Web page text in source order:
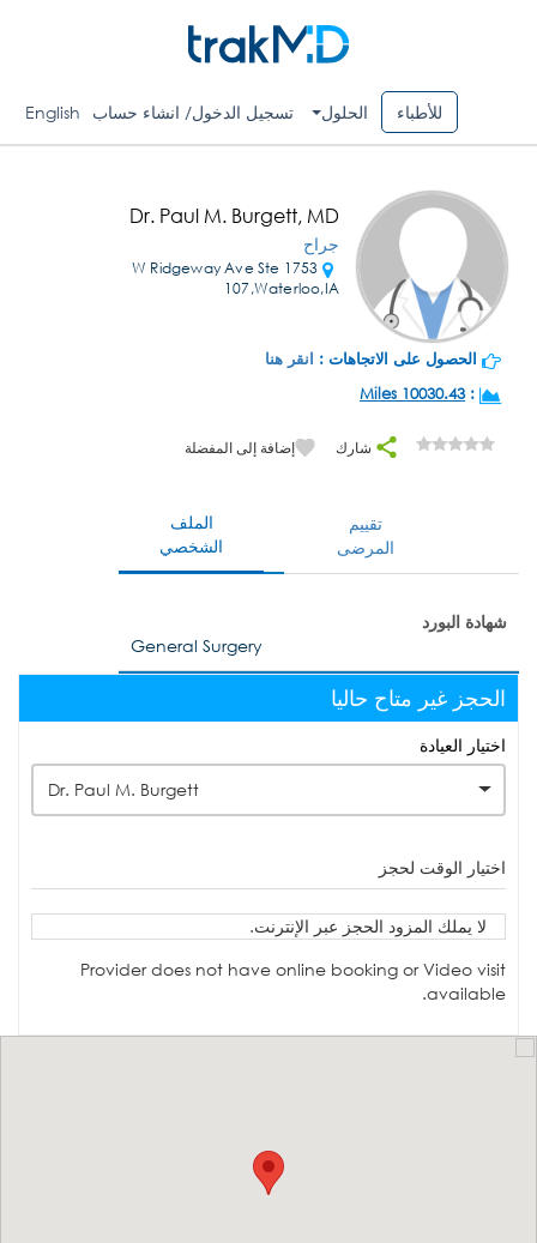
للأطباء الحلول تسجيل الدخول/ انشاء حساب English
Dr. Paul M. Burgett, MD
جراح
1753 W Ridgeway Ave Ste
107,Waterloo,IA
الحصول على الاتجاهات : انقر هنا
:
10030.43 Miles
شارك إضافة إلى المفضلة
الملف
الشخصي
تقييم
المرضى
شهادة البورد
General Surgery
الحجز غير متاح حاليا
اختيار العيادة
Dr. Paul M. Burgett
اختيار الوقت لحجز
لا يملك المزود الحجز عبر الإنترنت.
Provider does not have online booking or Video visit
available.